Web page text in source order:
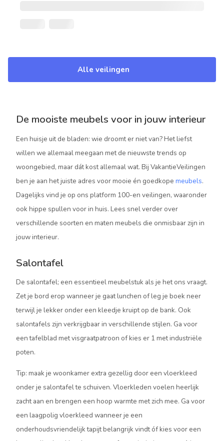
Alle veilingen
De mooiste meubels voor in jouw interieur
Een huisje uit de bladen: wie droomt er niet van? Het liefst
willen we allemaal meegaan met de nieuwste trends op
woongebied, maar dát kost allemaal wat. Bij VakantieVeilingen
ben je aan het juiste adres voor mooie én goedkope meubels.
Dagelijks vind je op ons platform 100-en veilingen, waaronder
ook hippe spullen voor in huis. Lees snel verder over
verschillende soorten en maten meubels die onmisbaar zijn in
jouw interieur.
Salontafel
De salontafel; een essentieel meubelstuk als je het ons vraagt.
Zet je bord erop wanneer je gaat lunchen of leg je boek neer
terwijl je lekker onder een kleedje kruipt op de bank. Ook
salontafels zijn verkrijgbaar in verschillende stijlen. Ga voor
een tafelblad met visgraatpatroon of kies er 1 met industriële
poten.
Tip: maak je woonkamer extra gezellig door een vloerkleed
onder je salontafel te schuiven. Vloerkleden voelen heerlijk
zacht aan en brengen een hoop warmte met zich mee. Ga voor
een laagpolig vloerkleed wanneer je een
onderhoudsvriendelijk tapijt belangrijk vindt óf kies voor een